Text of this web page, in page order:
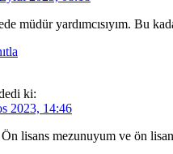
müdür yardımcısıyım. Bu
ki:
2023, 14:46
lisans mezunuyum ve ön